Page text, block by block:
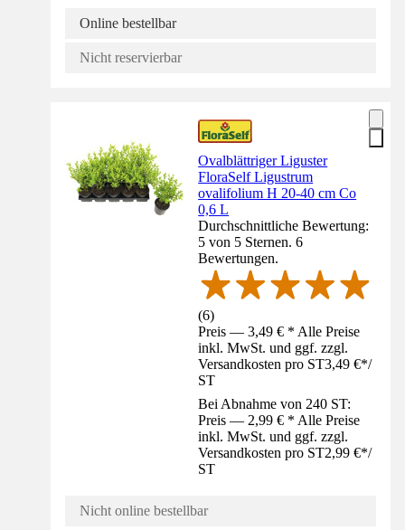
Online bestellbar
Nicht reservierbar
Ovalblättriger Liguster
FloraSelf Ligustrum
ovalifolium H 20-40 cm Co
0,6 L
Durchschnittliche Bewertung:
5 von 5 Sternen. 6
Bewertungen.
(6)
Preis — 3,49 € * Alle Preise
inkl. MwSt. und ggf. zzgl.
Versandkosten pro ST3,49 €*/
ST
Bei Abnahme von 240 ST:
Preis — 2,99 € * Alle Preise
inkl. MwSt. und ggf. zzgl.
Versandkosten pro ST2,99 €*/
ST
Nicht online bestellbar